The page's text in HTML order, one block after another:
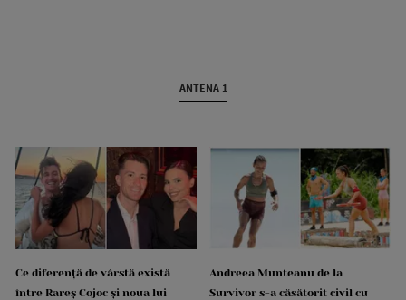
ANTENA 1
Ce diferență de vârstă există
între Rareș Cojoc și noua lui
Andreea Munteanu de la
Survivor s-a căsătorit civil cu